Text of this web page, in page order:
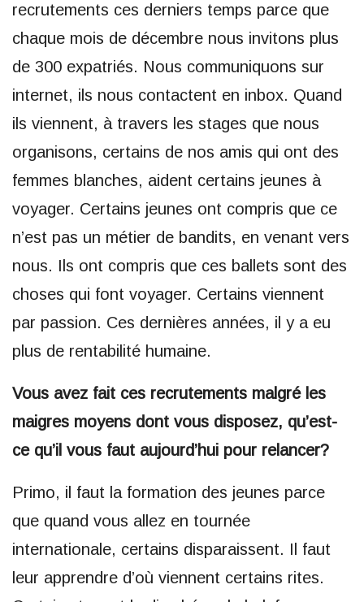
recrutements ces derniers temps parce que
chaque mois de décembre nous invitons plus
de 300 expatriés. Nous communiquons sur
internet, ils nous contactent en inbox. Quand
ils viennent, à travers les stages que nous
organisons, certains de nos amis qui ont des
femmes blanches, aident certains jeunes à
voyager. Certains jeunes ont compris que ce
n’est pas un métier de bandits, en venant vers
nous. Ils ont compris que ces ballets sont des
choses qui font voyager. Certains viennent
par passion. Ces dernières années, il y a eu
plus de rentabilité humaine.
Vous avez fait ces recrutements malgré les
maigres moyens dont vous disposez, qu’est-
ce qu’il vous faut aujourd’hui pour relancer?
Primo, il faut la formation des jeunes parce
que quand vous allez en tournée
internationale, certains disparaissent. Il faut
leur apprendre d’où viennent certains rites.